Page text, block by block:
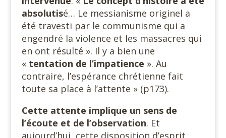
absolutisé… Le messianisme originel a
été travesti par le communisme qui a
engendré la violence et les massacres qui
en ont résulté ». Il y a bien une
« tentation de l’impatience ». Au
contraire, l’espérance chrétienne fait
toute sa place à l’attente » (p173).
Cette attente implique un sens de
l’écoute et de l’observation. Et
aujourd’hui, cette disposition d’esprit